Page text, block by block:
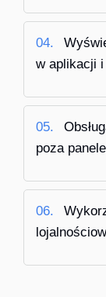
04.
w aplikacji
05.
poza
06.